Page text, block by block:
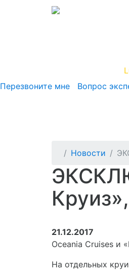
Перезвоните мне
Вопрос
Новости
21.12.2017
Oceania Cruises и
На отдельных